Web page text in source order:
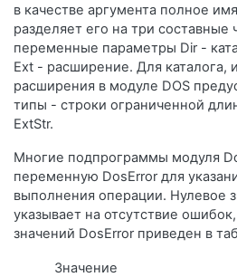
в качестве аргумента полное
разделяет его на три составные
переменные параметры Dir -
Ext - расширение. Для каталога,
расширения в модуле DOS
типы - строки ограниченной
ExtStr.
Многие подпрограммы модуля
переменную DosError для
выполнения операции. Нулевое
указывает на отсутствие
значений DosError приведен в
Значение